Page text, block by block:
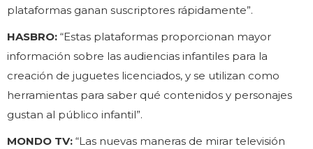
plataformas ganan suscriptores rápidamente”.
HASBRO: “Estas plataformas proporcionan mayor
información sobre las audiencias infantiles para la
creación de juguetes licenciados, y se utilizan como
herramientas para saber qué contenidos y personajes
gustan al público infantil”.
MONDO TV: “Las nuevas maneras de mirar televisión